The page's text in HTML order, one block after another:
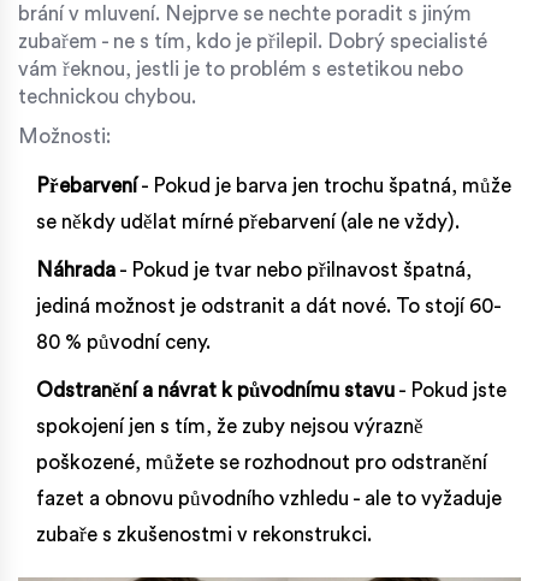
brání v mluvení. Nejprve se nechte poradit s jiným
zubařem - ne s tím, kdo je přilepil. Dobrý specialisté
vám řeknou, jestli je to problém s estetikou nebo
technickou chybou.
Možnosti:
Přebarvení - Pokud je barva jen trochu špatná, může
se někdy udělat mírné přebarvení (ale ne vždy).
Náhrada - Pokud je tvar nebo přilnavost špatná,
jediná možnost je odstranit a dát nové. To stojí 60-
80 % původní ceny.
Odstranění a návrat k původnímu stavu - Pokud jste
spokojení jen s tím, že zuby nejsou výrazně
poškozené, můžete se rozhodnout pro odstranění
fazet a obnovu původního vzhledu - ale to vyžaduje
zubaře s zkušenostmi v rekonstrukci.